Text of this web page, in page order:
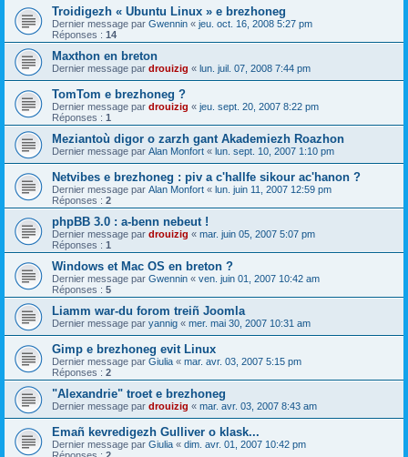
Troidigezh « Ubuntu Linux » e brezhoneg
Dernier message par Gwennin « jeu. oct. 16, 2008 5:27 pm
Réponses : 14
Maxthon en breton
Dernier message par drouizig « lun. juil. 07, 2008 7:44 pm
TomTom e brezhoneg ?
Dernier message par drouizig « jeu. sept. 20, 2007 8:22 pm
Réponses : 1
Meziantoù digor o zarzh gant Akademiezh Roazhon
Dernier message par Alan Monfort « lun. sept. 10, 2007 1:10 pm
Netvibes e brezhoneg : piv a c'hallfe sikour ac'hanon ?
Dernier message par Alan Monfort « lun. juin 11, 2007 12:59 pm
Réponses : 2
phpBB 3.0 : a-benn nebeut !
Dernier message par drouizig « mar. juin 05, 2007 5:07 pm
Réponses : 1
Windows et Mac OS en breton ?
Dernier message par Gwennin « ven. juin 01, 2007 10:42 am
Réponses : 5
Liamm war-du forom treiñ Joomla
Dernier message par yannig « mer. mai 30, 2007 10:31 am
Gimp e brezhoneg evit Linux
Dernier message par Giulia « mar. avr. 03, 2007 5:15 pm
Réponses : 2
"Alexandrie" troet e brezhoneg
Dernier message par drouizig « mar. avr. 03, 2007 8:43 am
Emañ kevredigezh Gulliver o klask...
Dernier message par Giulia « dim. avr. 01, 2007 10:42 pm